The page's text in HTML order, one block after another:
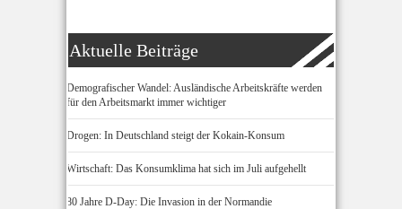
Aktuelle Beiträge
Demografischer Wandel: Ausländische Arbeitskräfte werden
für den Arbeitsmarkt immer wichtiger
Drogen: In Deutschland steigt der Kokain-Konsum
Wirtschaft: Das Konsumklima hat sich im Juli aufgehellt
80 Jahre D-Day: Die Invasion in der Normandie